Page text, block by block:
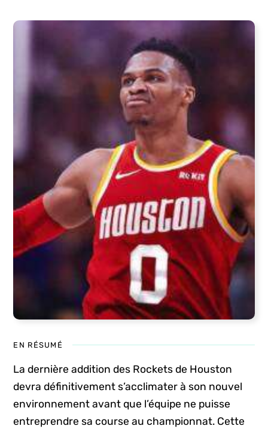
EN RÉSUMÉ
La dernière addition des Rockets de Houston
devra définitivement s’acclimater à son nouvel
environnement avant que l’équipe ne puisse
entreprendre sa course au championnat. Cette